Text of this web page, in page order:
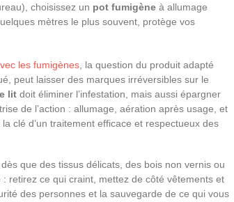
choisissez un pot fumigène à allumage
mètres le plus souvent, protège vos
les fumigènes , la question du produit adapté
peut laisser des marques irréversibles sur le
lit doit éliminer l’infestation, mais aussi épargner
de l’action : allumage, aération après usage, et
clé d’un traitement efficace et respectueux des
que des tissus délicats, des bois non vernis ou
retirez ce qui craint, mettez de côté vêtements et
des personnes et la sauvegarde de ce qui vous